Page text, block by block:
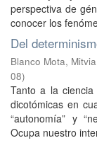
perspectiva de
conocer los
Del
Blanco Mota,
08)
Tanto a la
dicotómicas en
“autonomía” y
Ocupa nuestro